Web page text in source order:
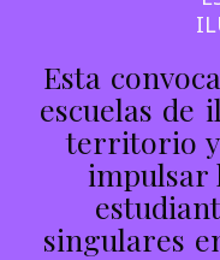
Esta
escuelas de
territorio
impulsar
singulares